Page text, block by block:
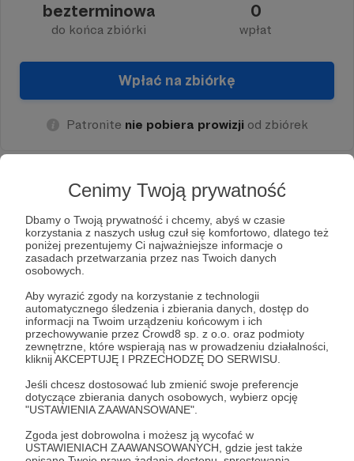
Cenimy Twoją prywatność
Dbamy o Twoją prywatność i chcemy, abyś w czasie
korzystania z naszych usług czuł się komfortowo, dlatego też
poniżej prezentujemy Ci najważniejsze informacje o
zasadach przetwarzania przez nas Twoich danych
osobowych.
Aby wyrazić zgody na korzystanie z technologii
automatycznego śledzenia i zbierania danych, dostęp do
informacji na Twoim urządzeniu końcowym i ich
przechowywanie przez Crowd8 sp. z o.o. oraz podmioty
zewnętrzne, które wspierają nas w prowadzeniu działalności,
kliknij AKCEPTUJĘ I PRZECHODZĘ DO SERWISU.
Jeśli chcesz dostosować lub zmienić swoje preferencje
dotyczące zbierania danych osobowych, wybierz opcję
"USTAWIENIA ZAAWANSOWANE".
Zgoda jest dobrowolna i możesz ją wycofać w
USTAWIENIACH ZAAWANSOWANYCH, gdzie jest także
bezterminowa
do końca zbiórki
0
wpłat
Wpłać na zbiórkę
Patronite nie pobiera prowizji od zbiórek
O zbiórce
Potrzebujemy funduszy na promocję reklamową
Wszyscy, którzy pomogą będą wymienieni w
opisie co najmniej jednego artykułu lub jednego
filmu miesiąca. Darczyńców najwyższch kwot
podamy we wszystkich artykułach i flmach
danego miesiąca. Może być z linkiem do wybranej
strony internetowej.
Komentarze